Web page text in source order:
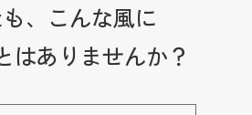
、こんな風に
はありませんか？